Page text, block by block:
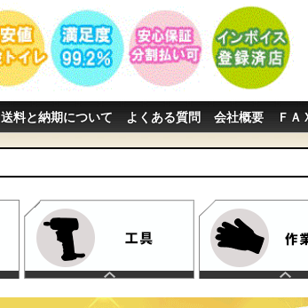
送料と納期について よくある質問 会社概要 ＦＡ